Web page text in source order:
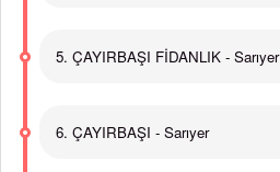
5. ÇAYIRBAŞI FİDANLIK - Sarıyer
6. ÇAYIRBAŞI - Sarıyer